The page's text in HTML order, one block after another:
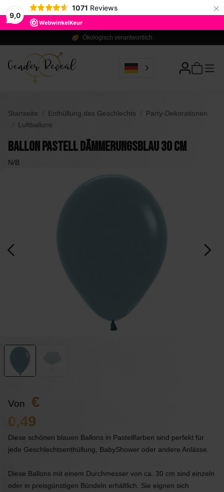
9,0
1071 Reviews ×
Ökologisch verantwortlich
Startseite Enthüllung des Geschlechts
Party-Dekorationen
Luftballons
Ballon Pastell Dämmerungsblau 30 CM
N/B
Von
0,49
Diese schönen blauen Ballons in Pastellfarben sind perfekt für
jede Geschlechtsenthüllung, BabyShower oder andere Anlässe.
Diese Ballons mit einem Durchmesser von ca. 30 cm sind einzeln
oder in preisgünstigen Bündeln erhältlich. Sie eignen sich